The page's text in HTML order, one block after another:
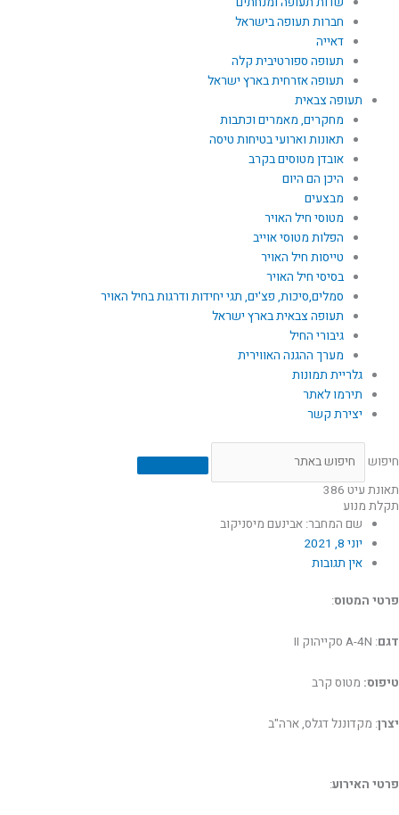
חברות תעופה בישראל
דאייה
תעופה ספורטיבית קלה
תעופה אזרחית בארץ ישראל
תעופה צבאית
מחקרים, מאמרים וכתבות
תאונות וארועי בטיחות טיסה
אובדן מטוסים בקרב
היכן הם היום
מבצעים
מטוסי חיל האויר
הפלות מטוסי אוייב
טייסות חיל האויר
בסיסי חיל האויר
סמלים,סיכות, פצ'ים, תגי יחידות ודרגות בחיל האויר
תעופה צבאית בארץ ישראל
גיבורי החיל
מערך ההגנה האווירית
גלריית תמונות
תירמו לאתר
יצירת קשר
חיפוש
תאונת עיט 386
תקלת מנוע
שם המחבר: אבינעם מיסניקוב
יוני 8, 2021
אין תגובות
פרטי המטוס:
דגם: A-4N סקייהוק II
טיפוס: מטוס קרב
יצרן: מקדוננל דגלס, ארה"ב
פרטי האירוע: